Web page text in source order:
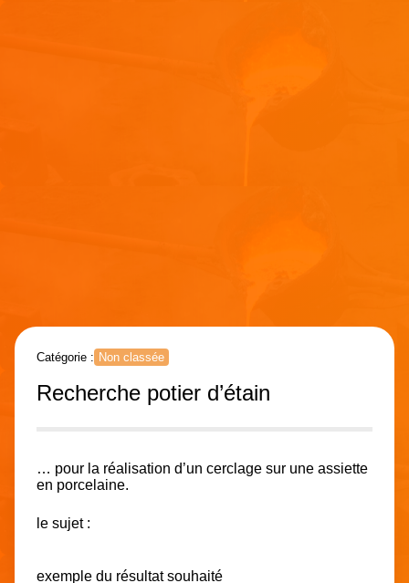
Catégorie : Non classée
Recherche potier d’étain
… pour la réalisation d’un cerclage sur une assiette
en porcelaine.
le sujet :
exemple du résultat souhaité